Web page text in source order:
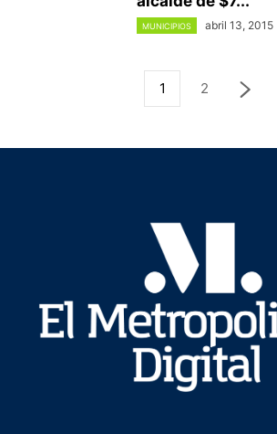
MUNICIPIOS abril 13, 2015
1 2